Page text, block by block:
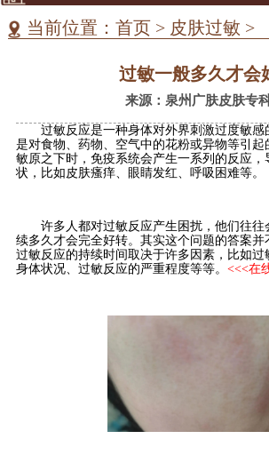
当前位置： 首页 > 皮肤过敏 >
过敏一般多久才会
来源：泉州广肤皮肤专
过敏反应是一种身体对外界刺激过度敏感
是对食物、药物、空气中的花粉或异物等引起
敏原之下时，免疫系统会产生一系列的反应，
状，比如皮肤瘙痒、眼睛发红、呼吸困难等。
许多人都对过敏反应产生困扰，他们往往
续多久才会完全好转。其实这个问题的答案并
过敏反应的持续时间取决于许多因素，比如过
身体状况、过敏反应的严重程度等等。 <<<在